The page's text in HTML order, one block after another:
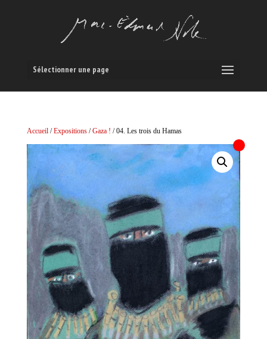
Sélectionner une page
Accueil/Expositions/Gaza ! / 04. Les trois du Hamas